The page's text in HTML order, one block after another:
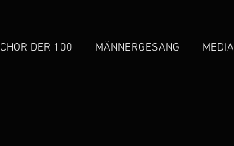
CHOR DER 100 MÄNNERGESANG MEDIA